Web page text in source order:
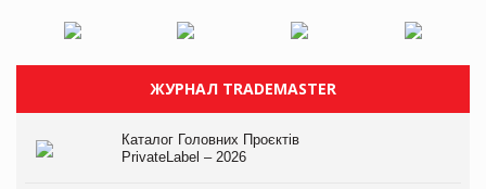
ЖУРНАЛ TRADEMASTER
Каталог Головних Проєктів
PrivateLabel – 2026